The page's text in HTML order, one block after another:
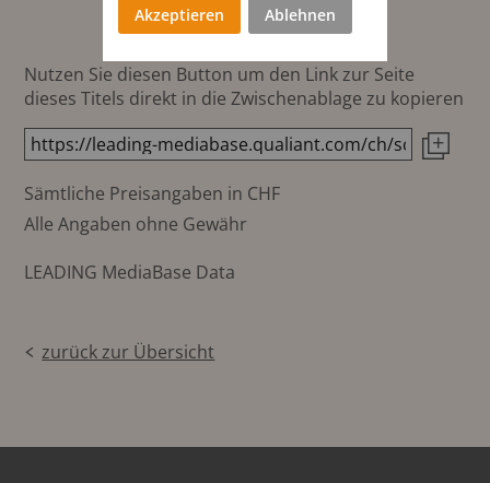
Nutzen Sie diesen Button um den Link zur Seite
dieses Titels direkt in die Zwischenablage zu kopieren
Sämtliche Preisangaben in CHF
Alle Angaben ohne Gewähr
LEADING MediaBase Data
zurück zur Übersicht
Akzeptieren Ablehnen